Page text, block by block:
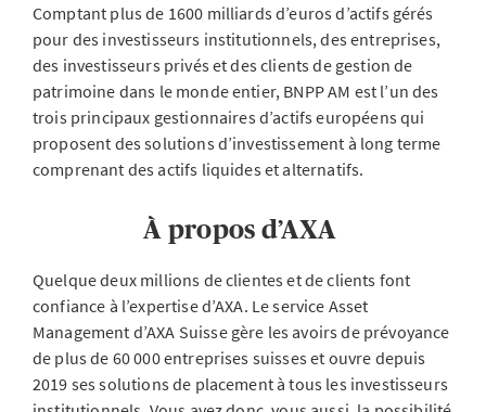
Comptant plus de 1600 milliards d’euros d’actifs gérés
pour des investisseurs institutionnels, des entreprises,
des investisseurs privés et des clients de gestion de
patrimoine dans le monde entier, BNPP AM est l’un des
trois principaux gestionnaires d’actifs européens qui
proposent des solutions d’investissement à long terme
comprenant des actifs liquides et alternatifs.
À propos d’AXA
Quelque deux millions de clientes et de clients font
confiance à l’expertise d’AXA. Le service Asset
Management d’AXA Suisse gère les avoirs de prévoyance
de plus de 60 000 entreprises suisses et ouvre depuis
2019 ses solutions de placement à tous les investisseurs